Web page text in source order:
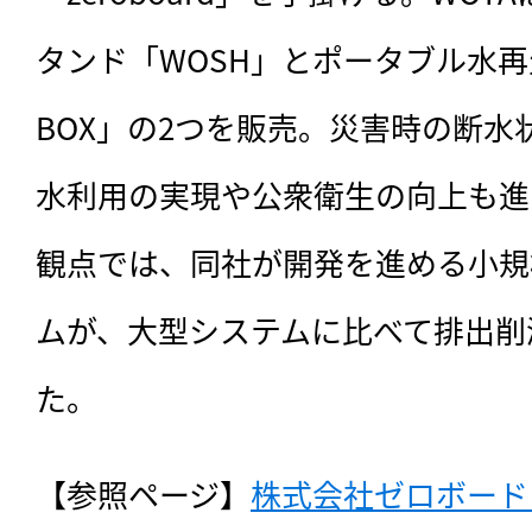
タンド「WOSH」とポータブル水
BOX」の2つを販売。災害時の断
水利用の実現や公衆衛生の向上も
観点では、同社が開発を進める小
ムが、大型システムに比べて排出
た。
【参照ページ】 株式会社ゼロボー